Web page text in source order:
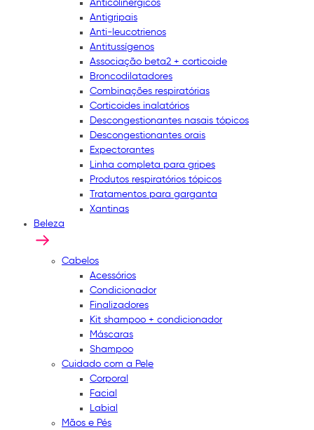
Anticolinérgicos
Antigripais
Anti-leucotrienos
Antitussígenos
Associação beta2 + corticoide
Broncodilatadores
Combinações respiratórias
Corticoides inalatórios
Descongestionantes nasais tópicos
Descongestionantes orais
Expectorantes
Linha completa para gripes
Produtos respiratórios tópicos
Tratamentos para garganta
Xantinas
Beleza
Cabelos
Acessórios
Condicionador
Finalizadores
Kit shampoo + condicionador
Máscaras
Shampoo
Cuidado com a Pele
Corporal
Facial
Labial
Mãos e Pés